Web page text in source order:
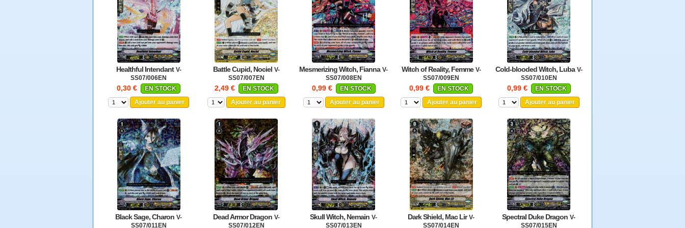
Healthful Intendant V-
SS07/006EN
0,30 €
EN STOCK
Ajouter au panier
Battle Cupid, Nociel V-
SS07/007EN
2,49 €
EN STOCK
Ajouter au panier
Mesmerizing Witch, Fianna V-
SS07/008EN
0,99 €
EN STOCK
Ajouter au panier
Witch of Reality, Femme V-
SS07/009EN
0,99 €
EN STOCK
Ajouter au panier
Cold-blooded Witch, Luba V-
SS07/010EN
0,99 €
EN STOCK
Ajouter au panier
Black Sage, Charon V-
SS07/011EN
Dead Armor Dragon V-
SS07/012EN
Skull Witch, Nemain V-
SS07/013EN
Dark Shield, Mac Lir V-
SS07/014EN
Spectral Duke Dragon V-
SS07/015EN